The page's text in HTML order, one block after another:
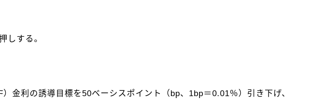
しする。
利の誘導目標を50ベーシスポイント（bp、1bp＝0.01％）引き下げ、